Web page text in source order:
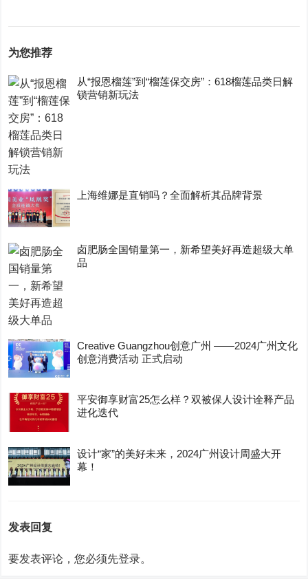
为您推荐
从“报恩榴莲”到“榴莲保交房”：618榴莲品类日解
锁营销新玩法
上海维娜是直销吗？全面解析其品牌背景
卤肥肠全国销量第一，新希望美好再造超级大单
品
Creative Guangzhou创意广州 ——2024广州文化
创意消费活动 正式启动
平安御享财富25怎么样？双被保人设计诠释产品
进化迭代
设计“家”的美好未来，2024广州设计周盛大开
幕！
发表回复
要发表评论，您必须先登录。